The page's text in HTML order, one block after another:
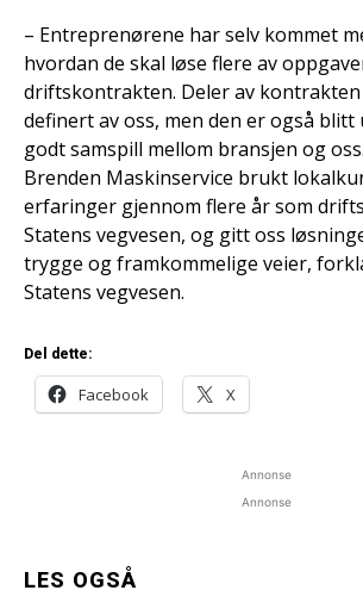
– Entreprenørene har selv kommet
hvordan de skal løse flere av
driftskontrakten. Deler av
definert av oss, men den er også
godt samspill mellom bransjen og
Brenden Maskinservice brukt
erfaringer gjennom flere år som
Statens vegvesen, og gitt oss
trygge og framkommelige veier,
Statens vegvesen.
Del dette:
Facebook X
Annonse
Annonse
LES OGSÅ